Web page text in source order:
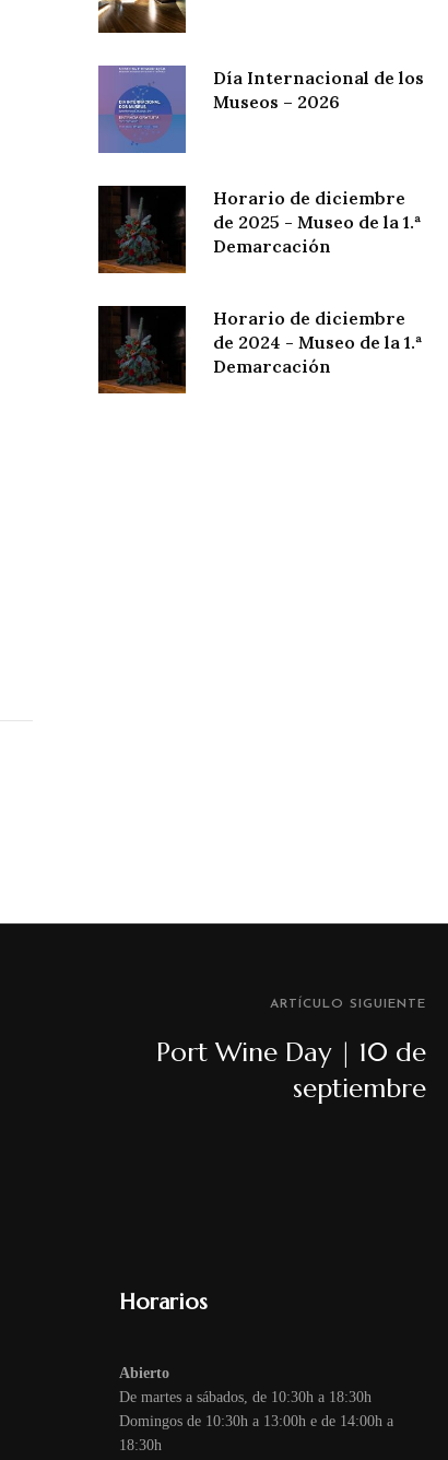
Día Internacional de los
Museos – 2026
Horario de diciembre
de 2025 - Museo de la 1.ª
Demarcación
Horario de diciembre
de 2024 - Museo de la 1.ª
Demarcación
ARTÍCULO SIGUIENTE
Port Wine Day | 10 de
septiembre
Horarios
Abierto
De martes a sábados, de 10:30h a 18:30h
Domingos de 10:30h a 13:00h e de 14:00h a
18:30h